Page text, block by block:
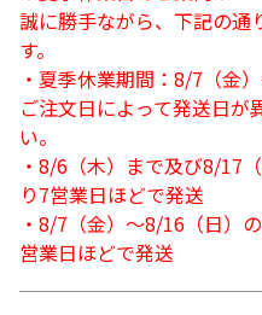
誠に勝手ながら、下記の通
す。
・夏季休業期間：8/7（金
ご注文日によって発送日が
い。
・8/6（木）まで及び8/17
り7営業日ほどで発送
・8/7（金）～8/16（日）
営業日ほどで発送